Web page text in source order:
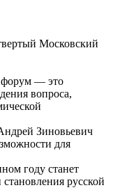
Московский
форум — это
вопроса,
Зиновьевич
для
году станет
русской